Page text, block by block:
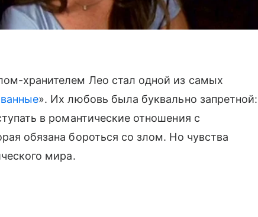
хранителем Лео стал одной из самых
». Их любовь была буквально запретной:
в романтические отношения с
обязана бороться со злом. Но чувства
мира.